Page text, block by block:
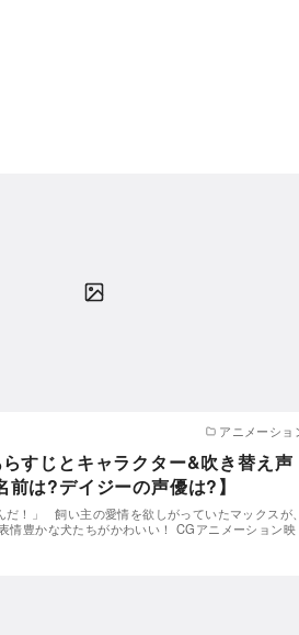
アニメーショ
らすじとキャラクター&吹き替え声
前は?デイジーの声優は?】
だ！」 飼い主の愛情を欲しがっていたマックスが、
情豊かな犬たちがかわいい！ CGアニメーション映